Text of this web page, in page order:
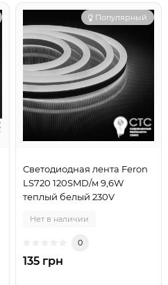
Популярный
Светодиодная лента Feron
LS720 120SMD/м 9,6W
теплый белый 230V
Нет в наличии
0
135 грн